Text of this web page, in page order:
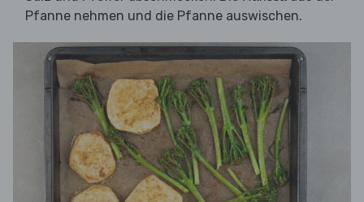
Pfanne nehmen und die Pfanne auswischen.